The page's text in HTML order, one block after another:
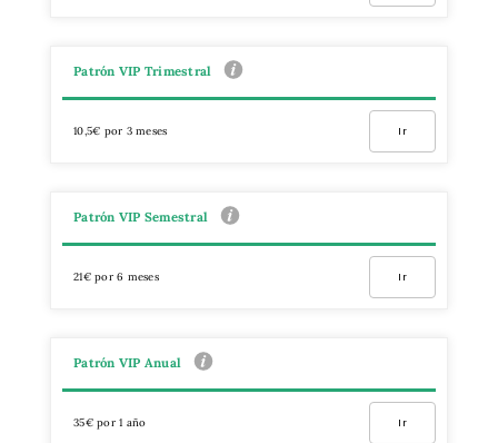
Patrón VIP Trimestral
10,5€ por 3 meses Ir
Patrón VIP Semestral
21€ por 6 meses Ir
Patrón VIP Anual
35€ por 1 año Ir